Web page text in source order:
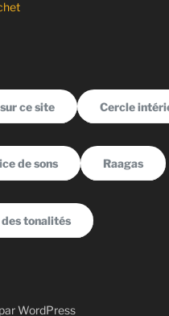
ce site Cercle
de sons Raagas
tonalités
WordPress